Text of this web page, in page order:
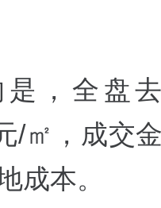
是，全盘
/㎡，成交
成本。